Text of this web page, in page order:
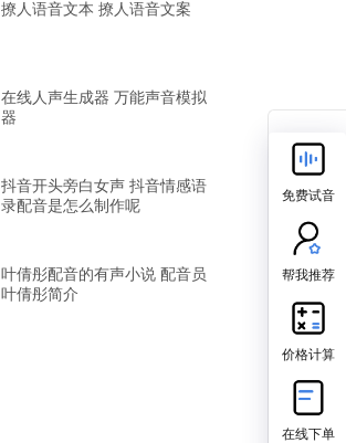
撩人语音文本 撩人语音文案
在线人声生成器 万能声音模拟
器
抖音开头旁白女声 抖音情感语
录配音是怎么制作呢
叶倩彤配音的有声小说 配音员
叶倩彤简介
免费试音
帮我推荐
价格计算
在线下单